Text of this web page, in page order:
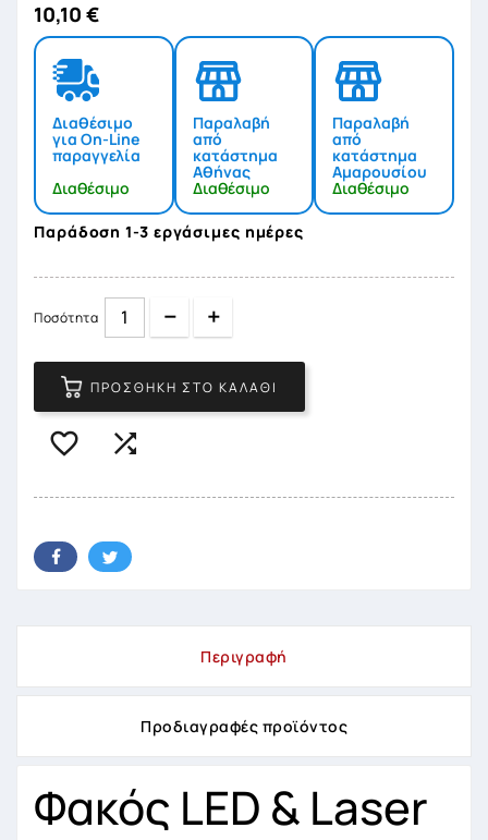
10,10 €
Διαθέσιμο
για On-Line
παραγγελία
Διαθέσιμο
Παραλαβή
από
κατάστημα
Αθήνας
Διαθέσιμο
Παραλαβή
από
κατάστημα
Αμαρουσίου
Διαθέσιμο
Παράδοση 1-3 εργάσιμες ημέρες
Ποσότητα Quantity
ΠΡΟΣΘΉΚΗ ΣΤΟ ΚΑΛΆΘΙ
 
Περιγραφή
Προδιαγραφές προϊόντος
Φακός LED & Laser